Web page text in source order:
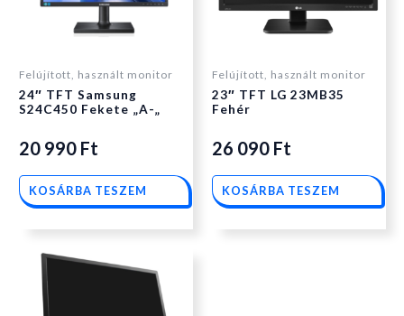
Felújított, használt monitor
24″ TFT Samsung
S24C450 Fekete „A-„
20 990 Ft
KOSÁRBA TESZEM
Felújított, használt monitor
23″ TFT LG 23MB35
Fehér
26 090 Ft
KOSÁRBA TESZEM